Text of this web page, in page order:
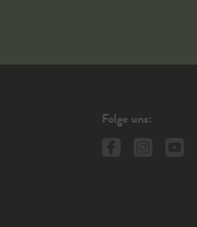
Folge uns: